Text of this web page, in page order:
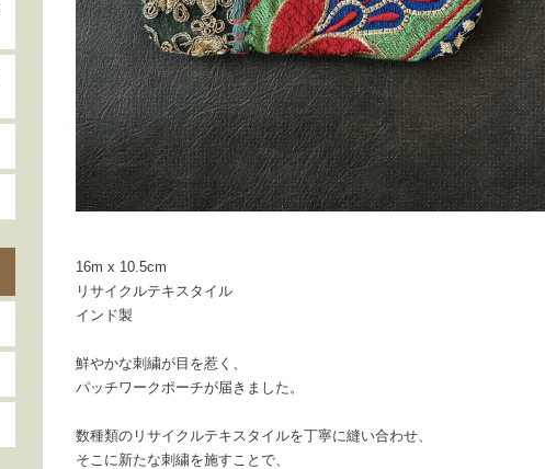
16m x 10.5cm
リサイクルテキスタイル
インド製
鮮やかな刺繍が目を惹く、
パッチワークポーチが届きました。
数種類のリサイクルテキスタイルを丁寧に縫い合わせ、
そこに新たな刺繍を施すことで、